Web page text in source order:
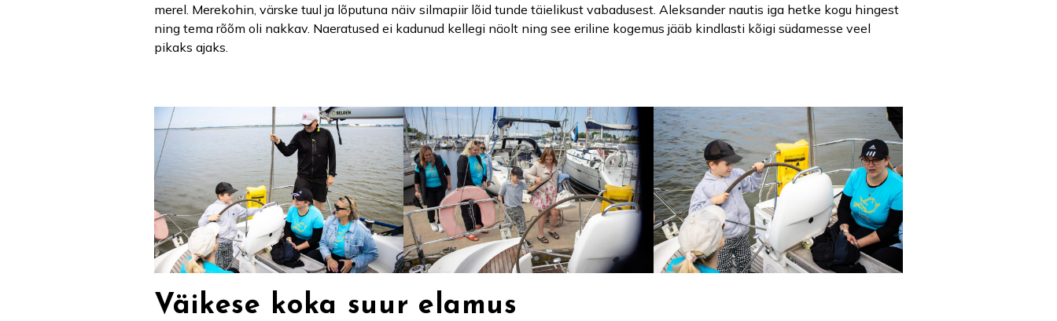
merel. Merekohin, värske tuul ja lõputuna näiv silmapiir lõid tunde täielikust vabadusest. Aleksander nautis iga hetke kogu hingest
ning tema rõõm oli nakkav. Naeratused ei kadunud kellegi näolt ning see eriline kogemus jääb kindlasti kõigi südamesse veel
pikaks ajaks.
Väikese koka suur elamus